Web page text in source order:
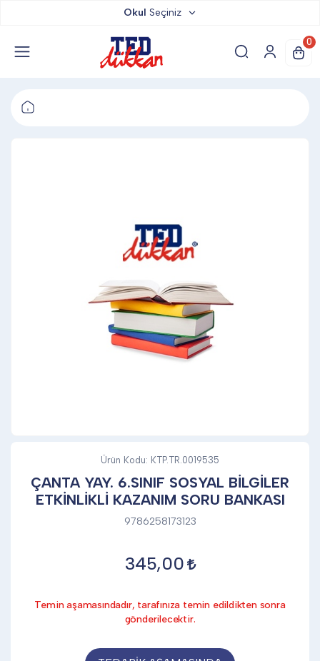
TED YAYINLARI
BARDAK ALTLIĞI & MAGNET
BLOKNOT & DEFTER
ŞAPKA
TERMOS & FİNCAN
Okul Seçiniz
0
Ürün Kodu: KTP.TR.0019535
ÇANTA YAY. 6.SINIF SOSYAL BİLGİLER
ETKİNLİKLİ KAZANIM SORU BANKASI
9786258173123
345,00
Temin aşamasındadır, tarafınıza temin edildikten sonra
gönderilecektir.